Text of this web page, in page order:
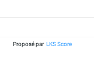
Proposé par LKS Score